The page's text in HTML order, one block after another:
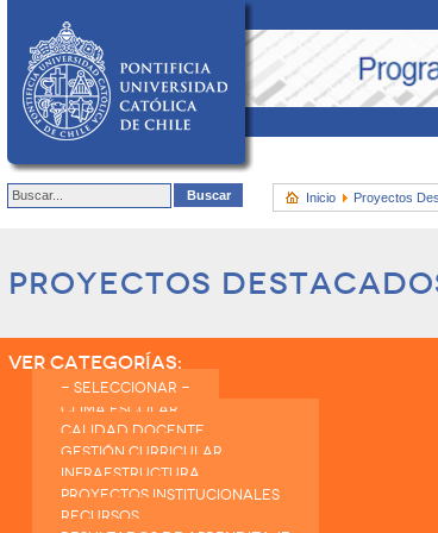
Inicio Proyectos
Proyectos
VER CATEGORÍAS:
- SELECCIONAR -
CLIMA ESCOLAR
CALIDAD DOCENTE
GESTIÓN CURRICULAR
INFRAESTRUCTURA
PROYECTOS INSTITUCIONALES
RECURSOS